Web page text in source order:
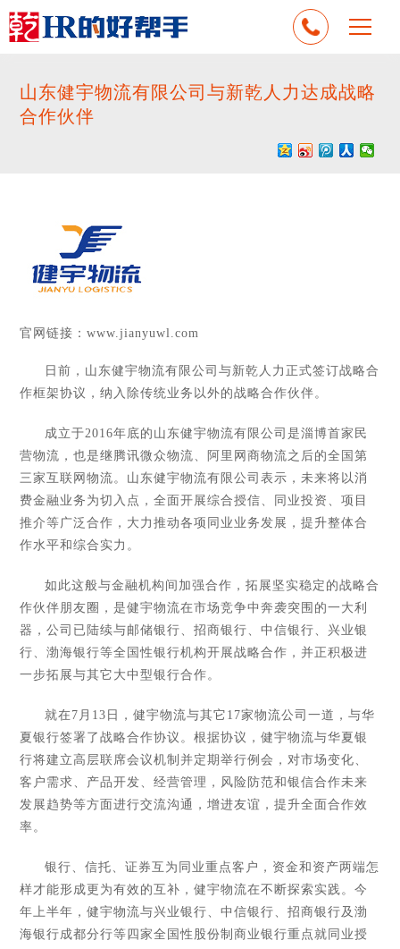
山东健宇物流有限公司与新乾人力达成战略
合作伙伴
官网链接：www.jianyuwl.com
日前，山东健宇物流有限公司与新乾人力正式签订战略合
作框架协议，纳入除传统业务以外的战略合作伙伴。
成立于2016年底的山东健宇物流有限公司是淄博首家民
营物流，也是继腾讯微众物流、阿里网商物流之后的全国第
三家互联网物流。山东健宇物流有限公司表示，未来将以消
费金融业务为切入点，全面开展综合授信、同业投资、项目
推介等广泛合作，大力推动各项同业业务发展，提升整体合
作水平和综合实力。
如此这般与金融机构间加强合作，拓展坚实稳定的战略合
作伙伴朋友圈，是健宇物流在市场竞争中奔袭突围的一大利
器，公司已陆续与邮储银行、招商银行、中信银行、兴业银
行、渤海银行等全国性银行机构开展战略合作，并正积极进
一步拓展与其它大中型银行合作。
就在7月13日，健宇物流与其它17家物流公司一道，与华
夏银行签署了战略合作协议。根据协议，健宇物流与华夏银
行将建立高层联席会议机制并定期举行例会，对市场变化、
客户需求、产品开发、经营管理，风险防范和银信合作未来
发展趋势等方面进行交流沟通，增进友谊，提升全面合作效
率。
银行、信托、证券互为同业重点客户，资金和资产两端怎
样才能形成更为有效的互补，健宇物流在不断探索实践。今
年上半年，健宇物流与兴业银行、中信银行、招商银行及渤
海银行成都分行等四家全国性股份制商业银行重点就同业授